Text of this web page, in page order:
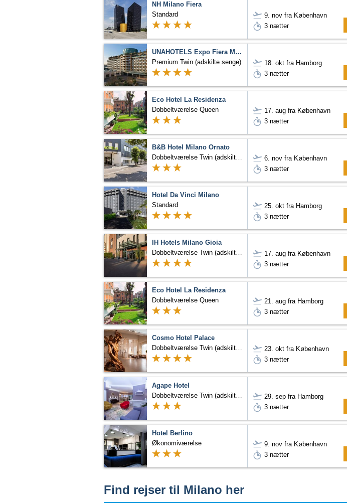
NH Milano Fiera
Standard
9. nov fra København
3 nætter
UNAHOTELS Expo Fiera Milano
Premium Twin (adskilte senge)
18. okt fra Hamborg
3 nætter
Eco Hotel La Residenza
Dobbeltværelse Queen
17. aug fra København
3 nætter
B&B Hotel Milano Ornato
Dobbeltværelse Twin (adskilte senge)
6. nov fra København
3 nætter
Hotel Da Vinci Milano
Standard
25. okt fra Hamborg
3 nætter
IH Hotels Milano Gioia
Dobbeltværelse Twin (adskilte senge)
17. aug fra København
3 nætter
Eco Hotel La Residenza
Dobbeltværelse Queen
21. aug fra Hamborg
3 nætter
Cosmo Hotel Palace
Dobbeltværelse Twin (adskilte senge)
23. okt fra København
3 nætter
Agape Hotel
Dobbeltværelse Twin (adskilte senge)
29. sep fra Hamborg
3 nætter
Hotel Berlino
Økonomiværelse
9. nov fra København
3 nætter
Find rejser til Milano her